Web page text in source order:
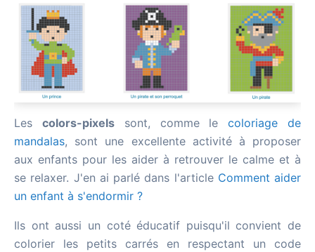
Les colors-pixelssont, comme lecoloriage de
mandalas, sont une excellente activité à proposer
aux enfants pour les aider à retrouver le calme et à
se relaxer. J'en ai parlé dans l'article Comment aider
un enfant à s'endormir ?
Ils ont aussi un coté éducatif puisqu'il convient de
colorier les petits carrés en respectant un code